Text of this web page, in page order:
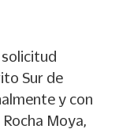
Sur de
y con
Moya,